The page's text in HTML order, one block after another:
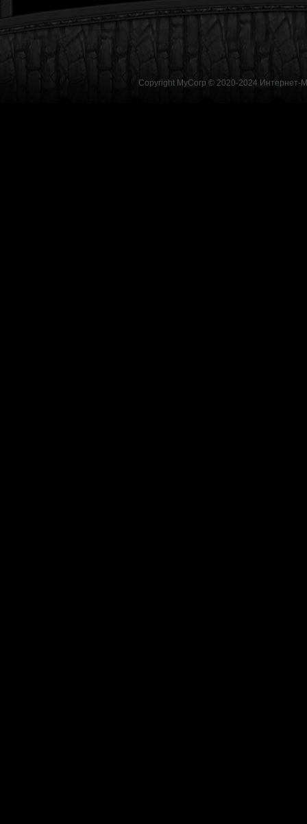
Copyright MyCorp © 2020-2024 Интернет-